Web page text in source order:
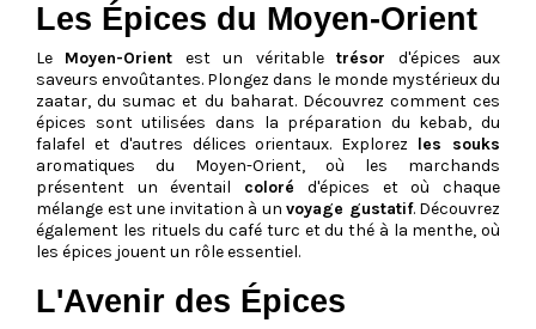
Les Épices du Moyen-Orient
Le Moyen-Orient est un véritabletrésor d'épices aux
saveurs envoûtantes. Plongez dans le monde mystérieux du
zaatar, du sumac et du baharat. Découvrez comment ces
épices sont utilisées dans la préparation du kebab, du
falafel et d'autres délices orientaux. Explorez les souks
aromatiques du Moyen-Orient, où les marchands
présentent un éventail coloré d'épices et où chaque
mélange est une invitation à un voyage gustatif. Découvrez
également les rituels du café turc et du thé à la menthe, où
les épices jouent un rôle essentiel.
L'Avenir des Épices